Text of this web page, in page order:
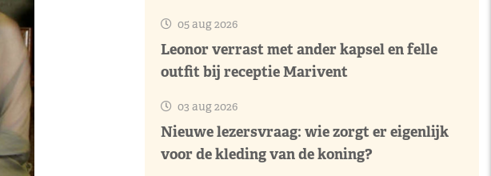
05 aug 2026
Leonor verrast met ander kapsel en felle
outfit bij receptie Marivent
03 aug 2026
Nieuwe lezersvraag: wie zorgt er eigenlijk
voor de kleding van de koning?